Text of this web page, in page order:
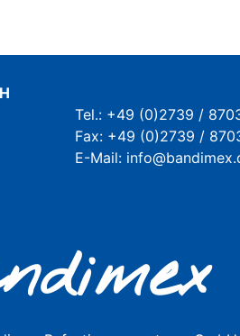
Tel.: +49 (0)2739 /
Fax: +49 (0)2739 /
E-Mail: